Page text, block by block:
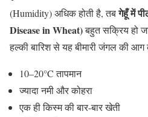
(Humidity) अधिक होती है, तबगेहूँ में
Disease in Wheat)बहुत सक्रिय हो
हल्की बारिश से यह बीमारी जंगल की
10–20°C तापमान
ज्यादा नमी और कोहरा
एक ही किस्म की बार-बार खेती